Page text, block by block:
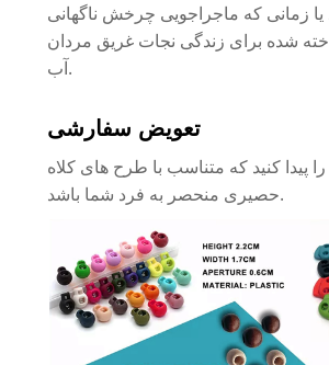
یا زمانی که ماجراجویی چرخش ناگهانی
شده برای زندگی نجات غریق مردان
آب.
تعویض سفارشی
پیدا کنید که متناسب با طرح های کلاه
حصیری منحصر به فرد شما باشد.